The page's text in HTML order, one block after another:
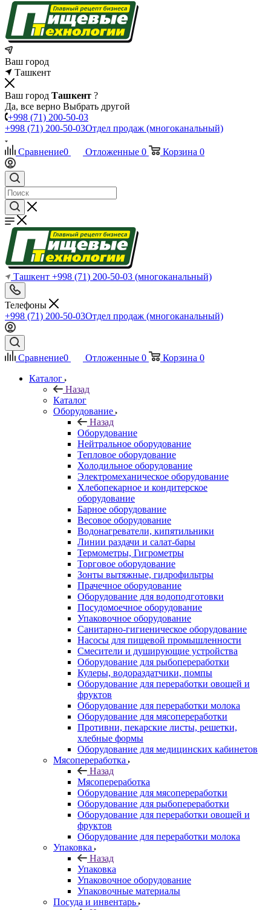
Ваш город
Ташкент
Ваш город Ташкент ?
Да, все верно Выбрать другой
+998 (71) 200-50-03
+998 (71) 200-50-03Отдел продаж (многоканальный)
Сравнение0 Отложенные 0 Корзина 0
Ташкент +998 (71) 200-50-03 (многоканальный)
Телефоны
+998 (71) 200-50-03Отдел продаж (многоканальный)
Сравнение0 Отложенные 0 Корзина 0
Каталог
Назад
Каталог
Оборудование
Назад
Оборудование
Нейтральное оборудование
Тепловое оборудование
Холодильное оборудование
Электромеханическое оборудование
Хлебопекарное и кондитерское
оборудование
Барное оборудование
Весовое оборудование
Водонагреватели, кипятильники
Линии раздачи и салат-бары
Термометры, Гигрометры
Торговое оборудование
Зонты вытяжные, гидрофильтры
Прачечное оборудование
Оборудование для водоподготовки
Посудомоечное оборудование
Упаковочное оборудование
Санитарно-гигиеническое оборудование
Насосы для пищевой промышленности
Смесители и душирующие устройства
Оборудование для рыбопереработки
Кулеры, водораздатчики, помпы
Оборудование для переработки овощей и
фруктов
Оборудование для переработки молока
Оборудование для мясопереработки
Противни, пекарские листы, решетки,
хлебные формы
Оборудование для медицинских кабинетов
Мясопереработка
Назад
Мясопереработка
Оборудование для мясопереработки
Оборудование для рыбопереработки
Оборудование для переработки овощей и
фруктов
Оборудование для переработки молока
Упаковка
Назад
Упаковка
Упаковочное оборудование
Упаковочные материалы
Посуда и инвентарь